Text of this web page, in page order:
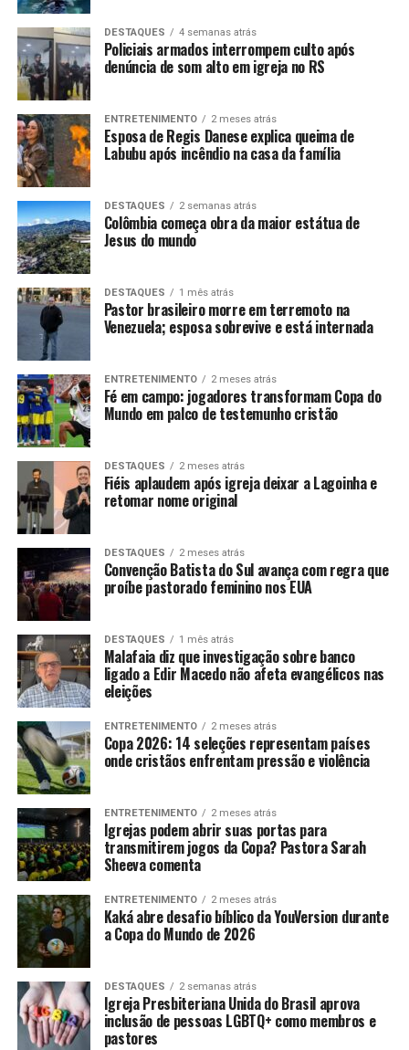
DESTAQUES 4 semanas atrás
Policiais armados interrompem culto após
denúncia de som alto em igreja no RS
ENTRETENIMENTO 2 meses atrás
Esposa de Regis Danese explica queima de
Labubu após incêndio na casa da família
DESTAQUES 2 semanas atrás
Colômbia começa obra da maior estátua de
Jesus do mundo
DESTAQUES 1 mês atrás
Pastor brasileiro morre em terremoto na
Venezuela; esposa sobrevive e está internada
ENTRETENIMENTO 2 meses atrás
Fé em campo: jogadores transformam Copa do
Mundo em palco de testemunho cristão
DESTAQUES 2 meses atrás
Fiéis aplaudem após igreja deixar a Lagoinha e
retomar nome original
DESTAQUES 2 meses atrás
Convenção Batista do Sul avança com regra que
proíbe pastorado feminino nos EUA
DESTAQUES 1 mês atrás
Malafaia diz que investigação sobre banco
ligado a Edir Macedo não afeta evangélicos nas
eleições
ENTRETENIMENTO 2 meses atrás
Copa 2026: 14 seleções representam países
onde cristãos enfrentam pressão e violência
ENTRETENIMENTO 2 meses atrás
Igrejas podem abrir suas portas para
transmitirem jogos da Copa? Pastora Sarah
Sheeva comenta
ENTRETENIMENTO 2 meses atrás
Kaká abre desafio bíblico da YouVersion durante
a Copa do Mundo de 2026
DESTAQUES 2 semanas atrás
Igreja Presbiteriana Unida do Brasil aprova
inclusão de pessoas LGBTQ+ como membros e
pastores